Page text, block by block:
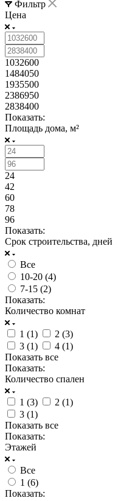
Фильтр
Цена
1032600
1484050
1935500
2386950
2838400
Показать:
Площадь дома, м²
24
42
60
78
96
Показать:
Срок строительства, дней
Все
10-20 (4)
7-15 (2)
Показать:
Количество комнат
1 (1) 2 (3)
3 (1) 4 (1)
Показать все
Показать:
Количество спален
1 (3) 2 (1)
3 (1)
Показать все
Показать:
Этажей
Все
1 (6)
Показать: